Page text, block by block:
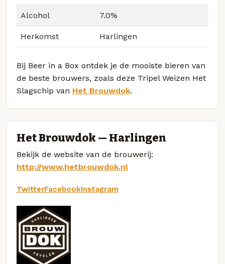
Alcohol 7.0%
Herkomst Harlingen
Bij Beer in a Box ontdek je de mooiste bieren van
de beste brouwers, zoals deze Tripel Weizen Het
Slagschip van Het Brouwdok.
Het Brouwdok — Harlingen
Bekijk de website van de brouwerij:
http://www.hetbrouwdok.nl
TwitterFacebookInstagram